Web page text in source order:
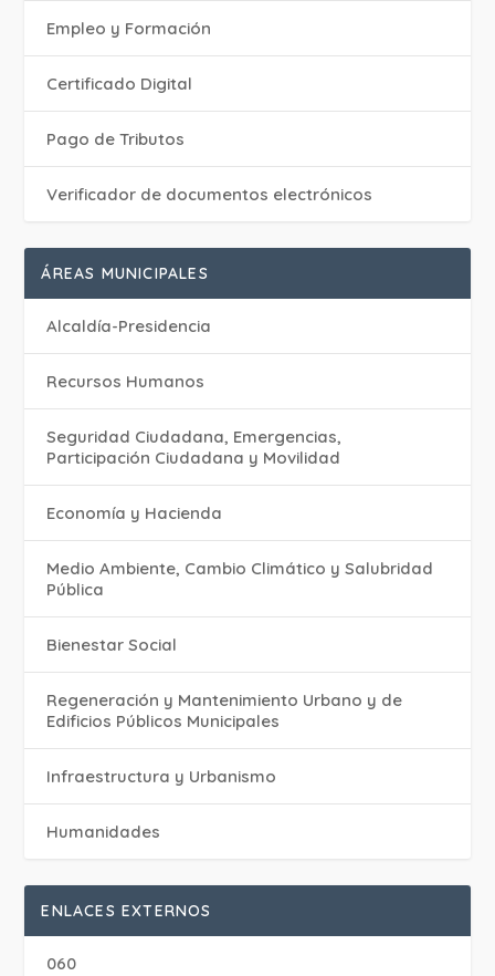
Empleo y Formación
Certificado Digital
Pago de Tributos
Verificador de documentos electrónicos
ÁREAS MUNICIPALES
Alcaldía-Presidencia
Recursos Humanos
Seguridad Ciudadana, Emergencias,
Participación Ciudadana y Movilidad
Economía y Hacienda
Medio Ambiente, Cambio Climático y Salubridad
Pública
Bienestar Social
Regeneración y Mantenimiento Urbano y de
Edificios Públicos Municipales
Infraestructura y Urbanismo
Humanidades
ENLACES EXTERNOS
060